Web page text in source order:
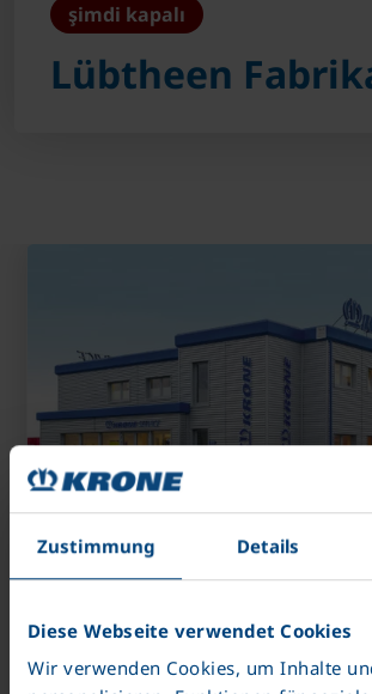
Zustimmung Details
Diese Webseite verwendet Cookies
Wir verwenden Cookies, um Inhalte
şimdi kapalı
Lübtheen
şimdi kapalı
KRONE Servis
Bernard-Krone-Straße 1 49757